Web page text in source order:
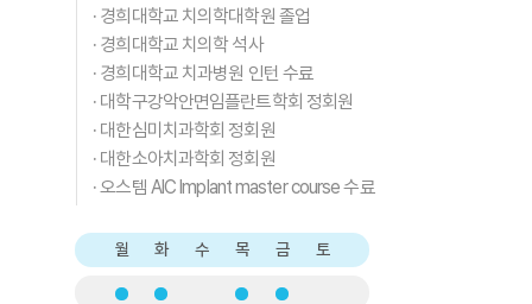
· 경희대학교 치의학대학원 졸업
· 경희대학교 치의학 석사
· 경희대학교 치과병원 인턴 수료
· 대학구강악안면임플란트학회 정회원
· 대한심미치과학회 정회원
· 대한소아치과학회 정회원
·오스템 AIC Implant master course 수료
월 화 수 목 금 토